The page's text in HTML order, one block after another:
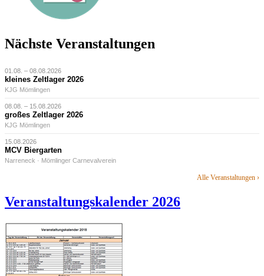
Nächste Veranstaltungen
01.08. – 08.08.2026
kleines Zeltlager 2026
KJG Mömlingen
08.08. – 15.08.2026
großes Zeltlager 2026
KJG Mömlingen
15.08.2026
MCV Biergarten
Narreneck · Mömlinger Carnevalverein
Alle Veranstaltungen ›
Veranstaltungskalender 2026